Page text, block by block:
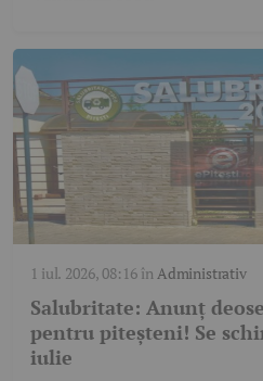
1 iul. 2026, 08:16înAdministrativ
Salubritate: Anunț
pentru piteșteni! Se
iulie